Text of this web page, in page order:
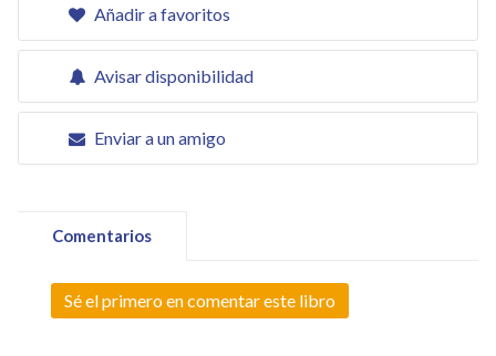
Añadir a favoritos
Avisar disponibilidad
Enviar a un amigo
Comentarios
Sé el primero en comentar este libro